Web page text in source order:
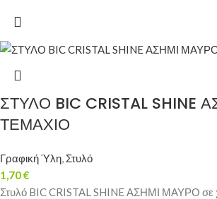
ΣΤΥΛΟ BIC CRISTAL SHINE
ΤΕΜΑΧΙΟ
Γραφική Ύλη, Στυλό
1,70€
Στυλό BIC CRISTAL SHINE ΑΣΗΜΙ ΜΑΥΡΟ